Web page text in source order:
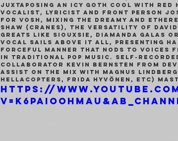
juxtaposing an icy goth cool with red
Vocalist, lyricist and front person
for VOSH, mixing the dreamy and
Shaw (Cranes), the versatility of
greats like Siouxsie, Diamanda Galas
vocal sails above it all, presenting
forceful manner that nods to voices
in traditional pop music. Self-
collaborator Kevin Bernsten from
assist on the mix with Magnus
Hellacopters, Frida Hyvönen, etc)
https://